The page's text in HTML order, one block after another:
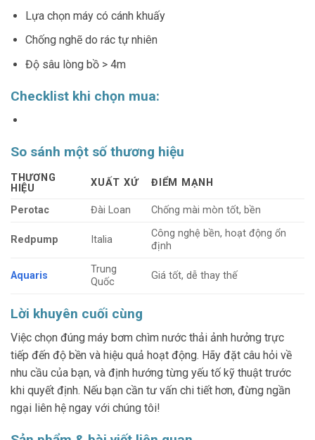
Lựa chọn máy có cánh khuấy
Chống nghẽ do rác tự nhiên
Độ sâu lòng bồ > 4m
Checklist khi chọn mua:
So sánh một số thương hiệu
THƯƠNG
HIỆU
XUẤT XỨ ĐIỂM MẠNH
Perotac Đài Loan Chống mài mòn tốt, bền
Redpump Italia
Công nghệ bền, hoạt động ổn
định
Aquaris
Trung
Quốc
Giá tốt, dễ thay thế
Lời khuyên cuối cùng
Việc chọn đúng máy bơm chìm nước thải ảnh hưởng trực
tiếp đến độ bền và hiệu quả hoạt động. Hãy đặt câu hỏi về
nhu cầu của bạn, và định hướng từng yếu tố kỹ thuật trước
khi quyết định. Nếu bạn cần tư vấn chi tiết hơn, đừng ngần
ngại liên hệ ngay với chúng tôi!